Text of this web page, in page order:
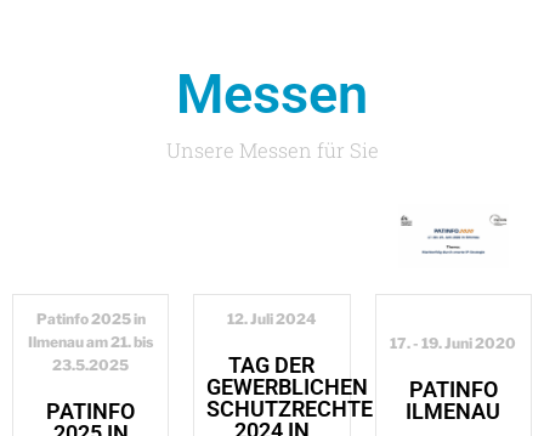
Messen
Unsere Messen für Sie
Patinfo 2025 in
Ilmenau am 21. bis
23.5.2025
PATINFO
12. Juli 2024
TAG DER
GEWERBLICHEN
SCHUTZRECHTE
2024 IN
17. - 19. Juni 2020
PATINFO
ILMENAU